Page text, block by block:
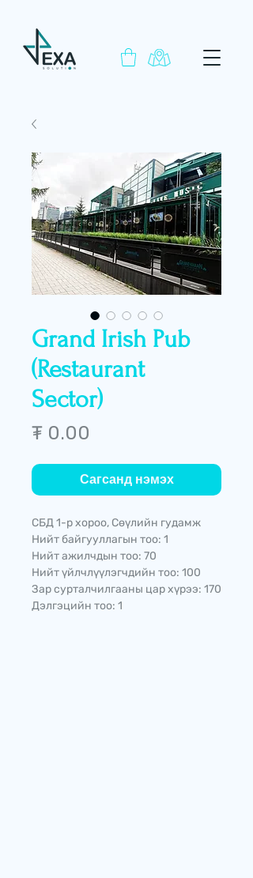
Grand Irish Pub
(Restaurant
Sector)
₮ 0.00
Сагсанд нэмэх
СБД 1-р хороо, Сөүлийн гудамж
Нийт байгууллагын тоо: 1
Нийт ажилчдын тоо: 70
Нийт үйлчлүүлэгчдийн тоо: 100
Зар сурталчилгааны цар хүрээ: 170
Дэлгэцийн тоо: 1